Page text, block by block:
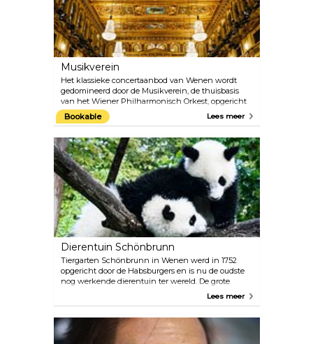
Musikverein
Het klassieke concertaanbod van Wenen wordt
gedomineerd door de Musikverein, de thuisbasis
van het Wiener Philharmonisch Orkest, opgericht
in 1842. Miljoenen muziekfans over de hele wereld
beschouwen de Musikverein als één van de meest
allerhoogste kaliber worden ontvangen. Vanuit de
Gouden Zaal wordt het jaarlijkse nieuwjaarsconcert
van de Wiener Philharmoniker wereldwijd op
televisie uitgezonden. Het Weense Mozart Orkest
voert regelmatig Mozarts beroemde werken uit
terwijl ze gekleed zijn in kostuums uit die tijd.
Bookable Lees meer
Dierentuin Schönbrunn
Tiergarten Schönbrunn in Wenen werd in 1752
opgericht door de Habsburgers en is nu de oudste
nog werkende dierentuin ter wereld. De grote
ruimtes creëren een comfortabele ruimte voor de
dieren en het personeel van experts zorgt ervoor dat
dierentuin besteedt veel aandacht aan
natuurbehoud en dierenwelzijn. We raden aan om
Lees meer